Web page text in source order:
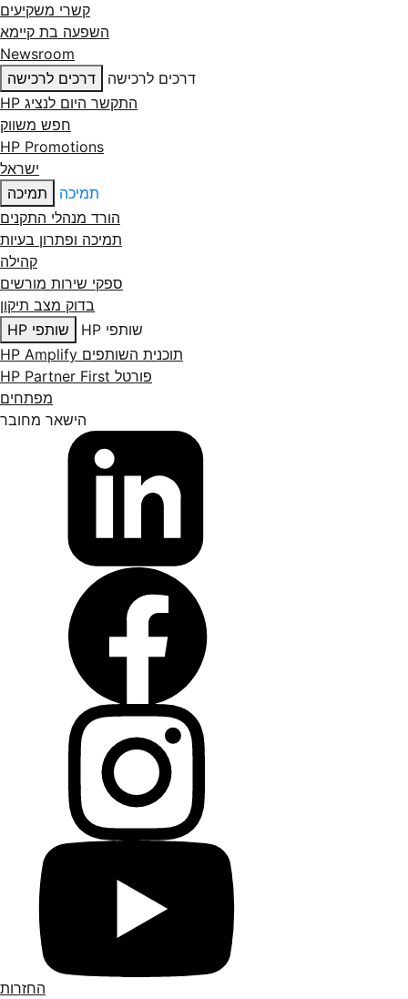
קשרי משקיעים
השפעה בת קיימא
Newsroom
דרכים לרכישה
דרכים לרכישה
התקשר היום לנציג HP
חפש משווק
HP Promotions
ישראל
תמיכה
תמיכה
הורד מנהלי התקנים
תמיכה ופתרון בעיות
קהילה
ספקי שירות מורשים
בדוק מצב תיקון
שותפי HP
שותפי HP
תוכנית השותפים HP Amplify
פורטל HP Partner First
מפתחים
הישאר מחובר
החזרות